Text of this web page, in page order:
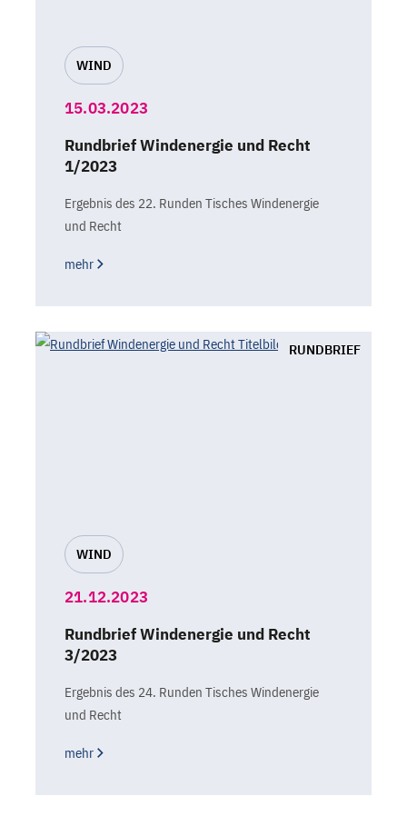
WIND
15.03.2023
Rundbrief Windenergie und Recht
1/2023
Ergebnis des 22. Runden Tisches Windenergie
und Recht
mehr
RUNDBRIEF
WIND
21.12.2023
Rundbrief Windenergie und Recht
3/2023
Ergebnis des 24. Runden Tisches Windenergie
und Recht
mehr